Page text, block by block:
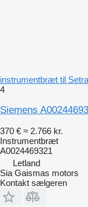
instrumentbræt til
4
Siemens
370 € ≈ 2.766 kr.
Instrumentbræt
A0024469321
Letland
Sia Gaismas motors
Kontakt sælgeren